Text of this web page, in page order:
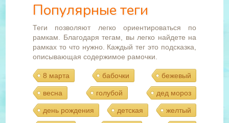
Популярные теги
Теги позволяют легко ориентироваться по
рамкам. Благодаря тегам, вы легко найдете на
рамках то что нужно. Каждый тег это подсказка,
описывающая содержимое рамочки.
8 марта бабочки бежевый
весна голубой дед мороз
день рождения детская желтый